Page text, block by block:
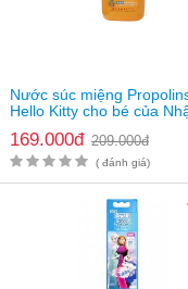
Hướng dẫn đặt
khỏe bé Safety 49819
khách có thể mua hàng
Bạn có thể đặt mua
dưới đây trên website
Bạn có thể đến
Phường 1, Bình
Số điện thoại:
Nước súc miệng
Hello Kitty cho bé của
169.000đ 209.000đ
( đánh giá)